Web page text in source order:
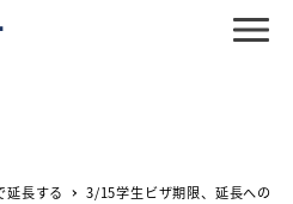
延長する
3/15学生ビザ期限、延長への